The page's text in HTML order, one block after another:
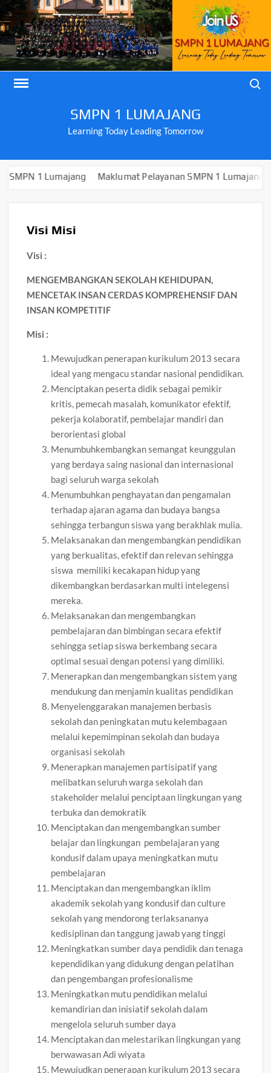
Skip
to
content
SMPN 1 LUMAJANG
Learning Today Leading Tomorrow
Lumajang Maklumat Pelayanan SMPN 1 Lumajang
Visi Misi
Visi :
MENGEMBANGKAN SEKOLAH KEHIDUPAN,
MENCETAK INSAN CERDAS KOMPREHENSIF DAN
INSAN KOMPETITIF
Misi :
Mewujudkan penerapan kurikulum 2013 secara
ideal yang mengacu standar nasional pendidikan.
Menciptakan peserta didik sebagai pemikir
kritis, pemecah masalah, komunikator efektif,
pekerja kolaboratif, pembelajar mandiri dan
berorientasi global
Menumbuhkembangkan semangat keunggulan
yang berdaya saing nasional dan internasional
bagi seluruh warga sekolah
Menumbuhkan penghayatan dan pengamalan
terhadap ajaran agama dan budaya bangsa
sehingga terbangun siswa yang berakhlak mulia.
Melaksanakan dan mengembangkan pendidikan
yang berkualitas, efektif dan relevan sehingga
siswa memiliki kecakapan hidup yang
dikembangkan berdasarkan multi intelegensi
mereka.
Melaksanakan dan mengembangkan
pembelajaran dan bimbingan secara efektif
sehingga setiap siswa berkembang secara
optimal sesuai dengan potensi yang dimiliki.
Menerapkan dan mengembangkan sistem yang
mendukung dan menjamin kualitas pendidikan
Menyelenggarakan manajemen berbasis
sekolah dan peningkatan mutu kelembagaan
melalui kepemimpinan sekolah dan budaya
organisasi sekolah
Menerapkan manajemen partisipatif yang
melibatkan seluruh warga sekolah dan
stakeholder melalui penciptaan lingkungan yang
terbuka dan demokratik
Menciptakan dan mengembangkan sumber
belajar dan lingkungan pembelajaran yang
kondusif dalam upaya meningkatkan mutu
pembelajaran
Menciptakan dan mengembangkan iklim
akademik sekolah yang kondusif dan culture
sekolah yang mendorong terlaksananya
kedisiplinan dan tanggung jawab yang tinggi
Meningkatkan sumber daya pendidik dan tenaga
kependidikan yang didukung dengan pelatihan
dan pengembangan profesionalisme
Meningkatkan mutu pendidikan melalui
kemandirian dan inisiatif sekolah dalam
mengelola seluruh sumber daya
Menciptakan dan melestarikan lingkungan yang
berwawasan Adi wiyata
Mewujudkan penerapan kurikulum 2013 secara